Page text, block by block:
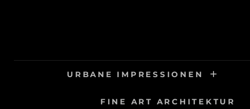
URBANE IMPRESSIONEN
FINE ART ARCHITEKTUR